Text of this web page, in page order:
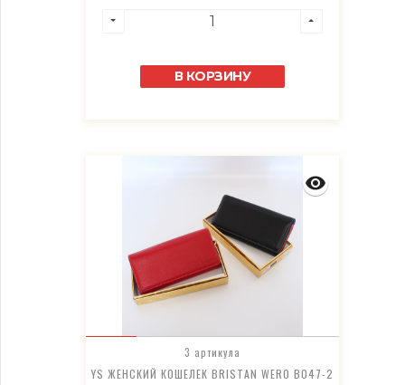
В КОРЗИНУ
3 артикула
YS ЖЕНСКИЙ КОШЕЛЕК BRISTAN WERO B047-2